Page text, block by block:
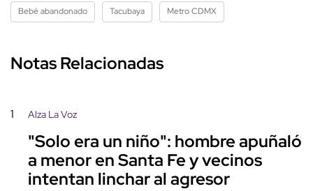
Bebé abandonado Tacubaya Metro CDMX
Notas Relacionadas
1 Alza La Voz
"Solo era un niño": hombre apuñaló
a menor en Santa Fe y vecinos
intentan linchar al agresor